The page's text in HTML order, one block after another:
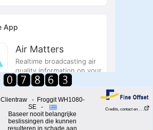
Clientraw - Froggit WH1080-
SE -
Baseer nooit belangrijke
beslissingen die kunnen
resulteren in schade aan
Credits, contact en . . .